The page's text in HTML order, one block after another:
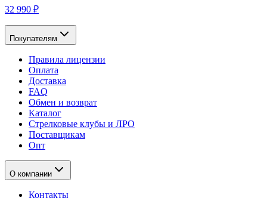
32 990 ₽
Покупателям
Правила лицензии
Оплата
Доставка
FAQ
Обмен и возврат
Каталог
Стрелковые клубы и ЛРО
Поставщикам
Опт
О компании
Контакты